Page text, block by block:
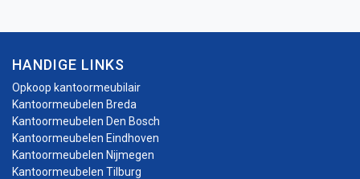
HANDIGE LINKS
Opkoop kantoormeubilair
Kantoormeubelen Breda
Kantoormeubelen Den Bosch
Kantoormeubelen Eindhoven
Kantoormeubelen Nijmegen
Kantoormeubelen Tilburg